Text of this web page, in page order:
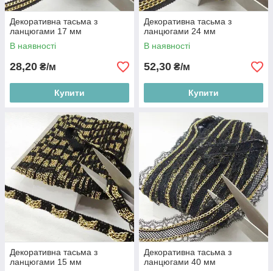
Декоративна тасьма з
ланцюгами 17 мм
В наявності
28,20 ₴/м
Купити
Декоративна тасьма з
ланцюгами 24 мм
В наявності
52,30 ₴/м
Купити
Декоративна тасьма з
ланцюгами 15 мм
Декоративна тасьма з
ланцюгами 40 мм